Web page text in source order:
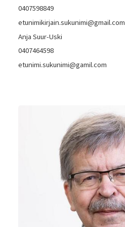
0407598849
etunimikirjain.sukunimi@gmail.com
Anja Suur-Uski
0407464598
etunimi.sukunimi@gamil.com